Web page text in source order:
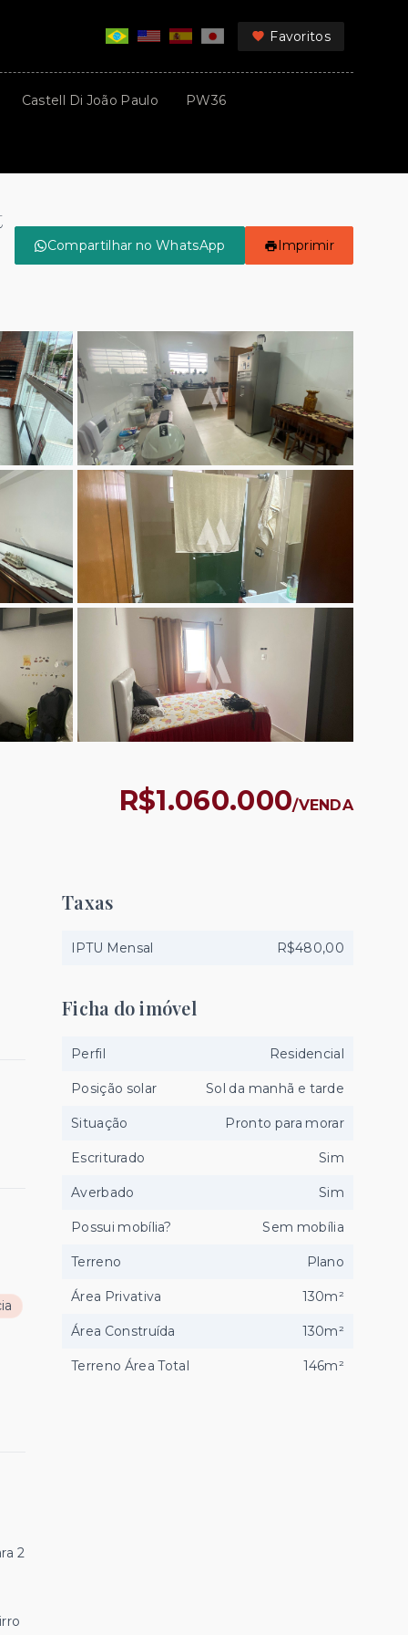
Favoritos
Castell Di João Paulo PW36
Compartilhar no WhatsApp Imprimir
R$1.060.000/VENDA
2
Taxas
IPTU Mensal R$480,00
Ficha do imóvel
Perfil Residencial
Posição solar Sol da manhã e tarde
Situação Pronto para morar
Escriturado Sim
Averbado Sim
Possui mobília? Sem mobília
Terreno Plano
Área Privativa 130m²
Área Construída 130m²
Terreno Área Total 146m²